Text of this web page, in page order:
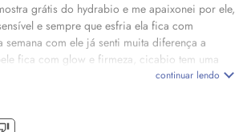
grátis do hydrabio e me apaixonei por ele,
e sempre que esfria ela fica com
semana com ele já senti muita diferença a
fica com glow e firmeza, cicabio tem uma
mas ele já deixa a pele mais matte sem
sozinho pra notar mais diferença
continuar lendo